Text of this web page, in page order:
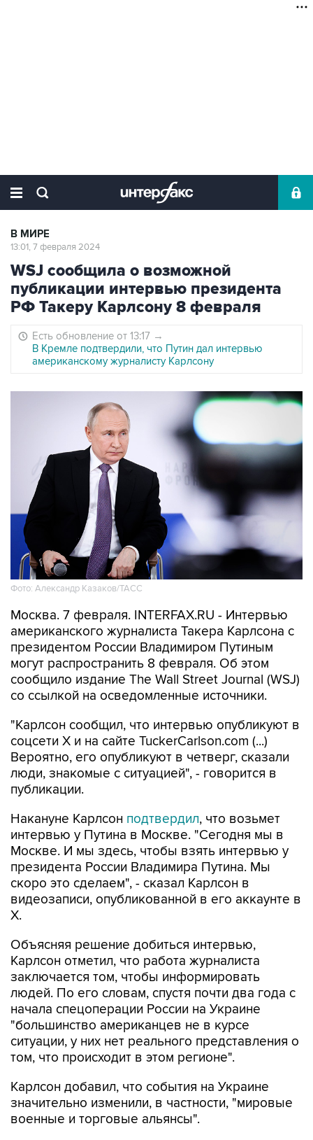
В МИРЕ
13:01, 7 февраля 2024
WSJ сообщила о возможной
публикации интервью президента
РФ Такеру Карлсону 8 февраля
Есть обновление от 13:17 →
В Кремле подтвердили, что Путин дал интервью
американскому журналисту Карлсону
Фото: Александр Казаков/ТАСС
Москва. 7 февраля. INTERFAX.RU - Интервью
американского журналиста Такера Карлсона с
президентом России Владимиром Путиным
могут распространить 8 февраля. Об этом
сообщило издание The Wall Street Journal (WSJ)
со ссылкой на осведомленные источники.
"Карлсон сообщил, что интервью опубликуют в
соцсети X и на сайте TuckerCarlson.com (...)
Вероятно, его опубликуют в четверг, сказали
люди, знакомые с ситуацией", - говорится в
публикации.
Накануне Карлсон подтвердил, что возьмет
интервью у Путина в Москве. "Сегодня мы в
Москве. И мы здесь, чтобы взять интервью у
президента России Владимира Путина. Мы
скоро это сделаем", - сказал Карлсон в
видеозаписи, опубликованной в его аккаунте в
Х.
Объясняя решение добиться интервью,
Карлсон отметил, что работа журналиста
заключается том, чтобы информировать
людей. По его словам, спустя почти два года с
начала спецоперации России на Украине
"большинство американцев не в курсе
ситуации, у них нет реального представления о
том, что происходит в этом регионе".
Карлсон добавил, что события на Украине
значительно изменили, в частности, "мировые
военные и торговые альянсы".